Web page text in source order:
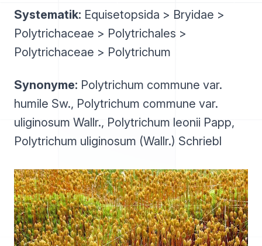
Systematik: Equisetopsida > Bryidae >
Polytrichaceae > Polytrichales >
Polytrichaceae > Polytrichum
Synonyme: Polytrichum commune var.
humile Sw., Polytrichum commune var.
uliginosum Wallr., Polytrichum leonii Papp,
Polytrichum uliginosum (Wallr.) Schriebl